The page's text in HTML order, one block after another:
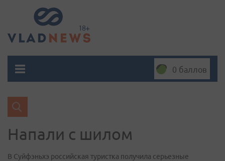
0 баллов
Напали с шилом
В Суйфэньхэ российская туристка получила серьезные